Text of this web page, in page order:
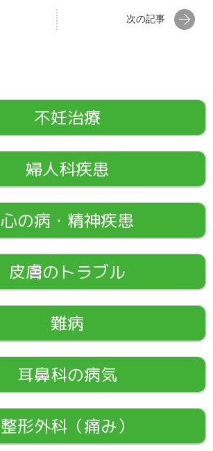
次の記事
不妊治療
婦人科疾患
心の病・精神疾患
皮膚のトラブル
難病
耳鼻科の病気
整形外科（痛み）